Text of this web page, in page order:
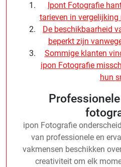
Ipont Fotografie
tarieven in
De beschikbaarheid
beperkt zijn
Sommige klanten
ipon Fotografie
hun
ipon Fotografie
van professionele en
vakmensen beschikken
creativiteit om elk